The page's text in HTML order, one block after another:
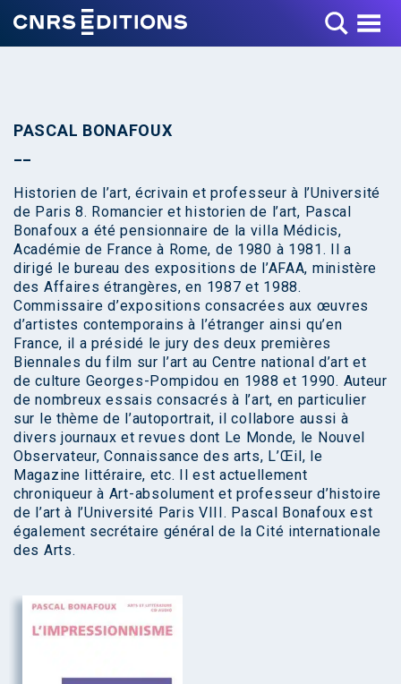
Toggle Menu
PASCAL BONAFOUX
Historien de l’art, écrivain et professeur à l’Université
de Paris 8. Romancier et historien de l’art, Pascal
Bonafoux a été pensionnaire de la villa Médicis,
Académie de France à Rome, de 1980 à 1981. Il a
dirigé le bureau des expositions de l’AFAA, ministère
des Affaires étrangères, en 1987 et 1988.
Commissaire d’expositions consacrées aux œuvres
d’artistes contemporains à l’étranger ainsi qu’en
France, il a présidé le jury des deux premières
Biennales du film sur l’art au Centre national d’art et
de culture Georges-Pompidou en 1988 et 1990. Auteur
de nombreux essais consacrés à l’art, en particulier
sur le thème de l’autoportrait, il collabore aussi à
divers journaux et revues dont Le Monde, le Nouvel
Observateur, Connaissance des arts, L’Œil, le
Magazine littéraire, etc. Il est actuellement
chroniqueur à Art-absolument et professeur d’histoire
de l’art à l’Université Paris VIII. Pascal Bonafoux est
également secrétaire général de la Cité internationale
des Arts.